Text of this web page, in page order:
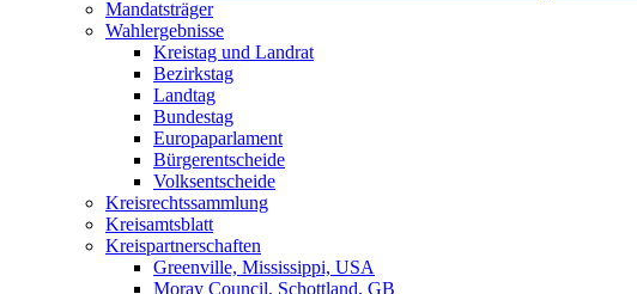
Mandatsträger
Wahlergebnisse
Kreistag und Landrat
Bezirkstag
Landtag
Bundestag
Europaparlament
Bürgerentscheide
Volksentscheide
Kreisrechtssammlung
Kreisamtsblatt
Kreispartnerschaften
Greenville, Mississippi, USA
Moray Council, Schottland, GB